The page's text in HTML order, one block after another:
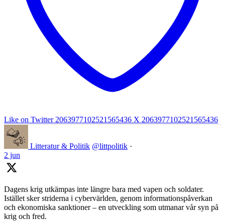
Like on Twitter 2063977102521565436 X 2063977102521565436
Litteratur & Politik @littpolitik ·
2 jun
Dagens krig utkämpas inte längre bara med vapen och soldater.
Istället sker striderna i cybervärlden, genom informationspåverkan
och ekonomiska sanktioner – en utveckling som utmanar vår syn på
krig och fred.